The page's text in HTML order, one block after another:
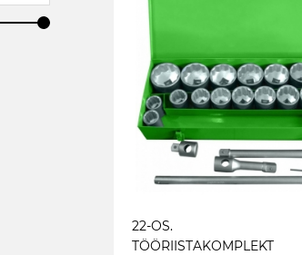
22-OS.
TÖÖRIISTAKOMPLEKT